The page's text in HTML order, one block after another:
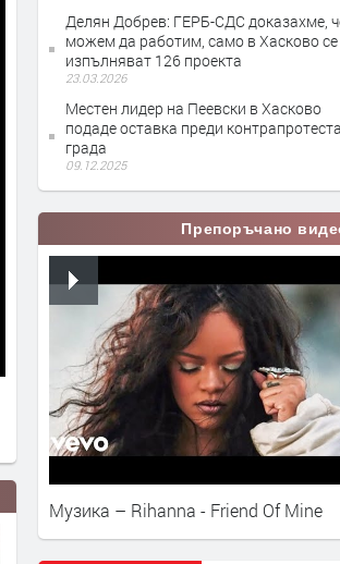
Делян Добрев: ГЕРБ-СДС доказахме,
можем да работим, само в Хасково се
изпълняват 126 проекта
23.03.2026
Местен лидер на Пеевски в Хасково
подаде оставка преди
града
09.12.2025
Препоръчано
Музика – Rihanna - Friend Of Mine